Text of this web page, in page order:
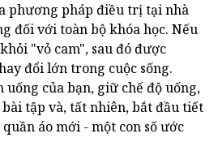
phương pháp điều trị tại nhà
đối với toàn bộ khóa học. Nếu
"vỏ cam", sau đó được
đổi lớn trong cuộc sống.
uống của bạn, giữ chế độ uống,
tập và, tất nhiên, bắt đầu tiết
áo mới - một con số ước